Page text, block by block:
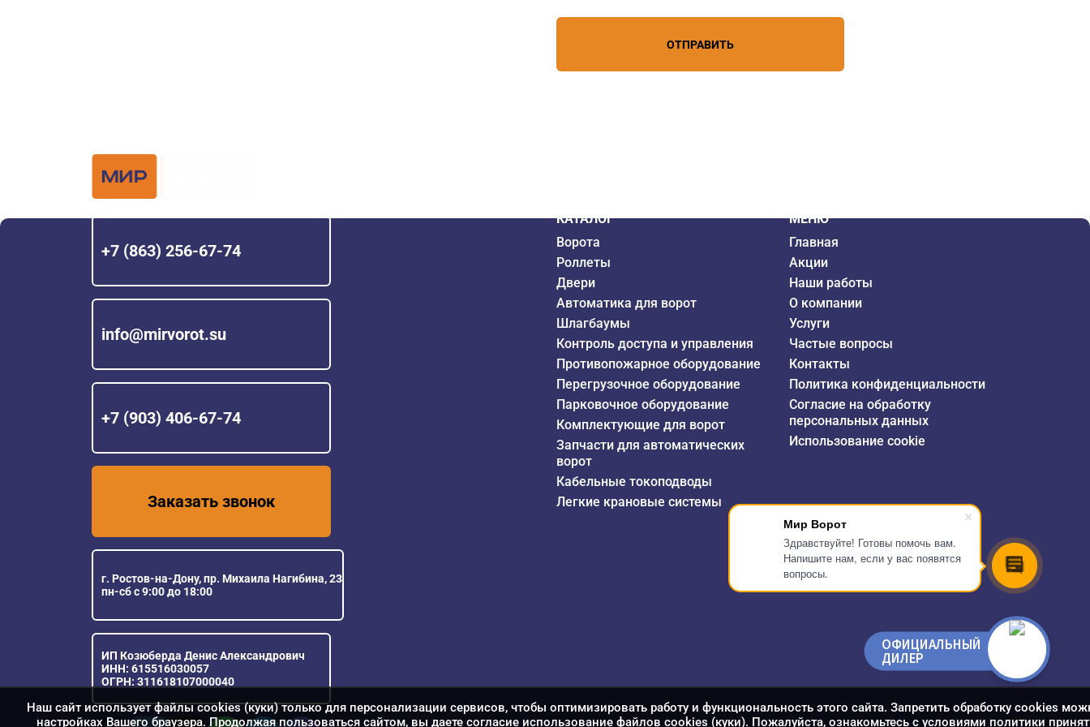
Мир Ворот
Здравствуйте! Готовы помочь вам.
Напишите нам, если у вас появятся
вопросы.
ОТПРАВИТЬ
+7 (863) 256-67-74
info@mirvorot.su
+7 (903) 406-67-74
Заказать звонок
г. Ростов-на-Дону, пр. Михаила Нагибина, 23
пн-сб с 9:00 до 18:00
ИП Козюберда Денис Александрович
ИНН: 615516030057
ОГРН: 311618107000040
КАТАЛОГ
Ворота
Роллеты
Двери
Автоматика для ворот
Шлагбаумы
Контроль доступа и управления
Противопожарное оборудование
Перегрузочное оборудование
Парковочное оборудование
Комплектующие для ворот
Запчасти для автоматических
ворот
Кабельные токоподводы
Легкие крановые системы
МЕНЮ
Главная
Акции
Наши работы
О компании
Услуги
Частые вопросы
Контакты
Политика конфиденциальности
Согласие на обработку
персональных данных
Использование cookie
Наш сайт использует файлы cookies (куки) только для персонализации сервисов, чтобы оптимизировать работу и функциональность этого сайта. Запретить обработку cookies
настройках Вашего браузера. Продолжая пользоваться сайтом, вы даете согласие использование файлов cookies (куки). Пожалуйста, ознакомьтесь с условиями политики
ОФИЦИАЛЬНЫЙ
ДИЛЕР